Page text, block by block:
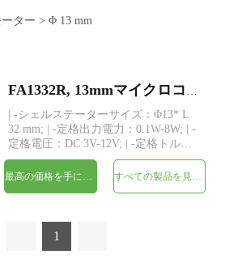
ター > Φ 13 mm
| -シェルステーターサイズ：Φ13* L
32 mm; | -定格出力電力：0.1W-8W; | -
定格電圧：DC 3V-12V; | -定格トル
ク：最大15 gf-cm; | -シャフト：
Φ1.5mm、長さカスタム; | -構造：永久
1